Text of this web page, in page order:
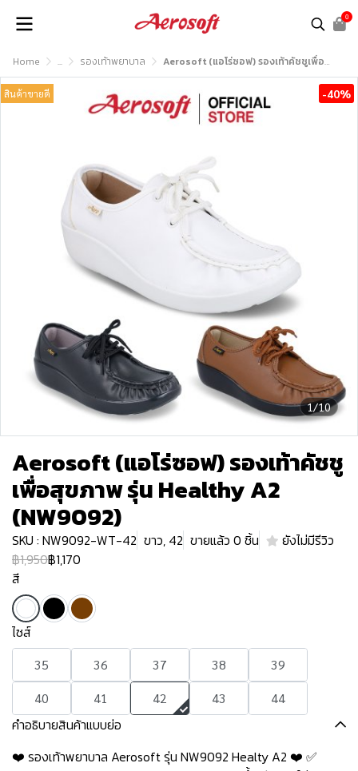
0
Home ... รองเท้าพยาบาล Aerosoft (แอโร่ซอฟ) รองเท้าคัชชูเพื่อสุขภาพ รุ่น Healthy A2 (NW9092)
1/10
สินค้าขายดี -40%
Aerosoft (แอโร่ซอฟ) รองเท้าคัชชู
เพื่อสุขภาพ รุ่น Healthy A2
(NW9092)
SKU : NW9092-WT-42 ขาว, 42 ขายแล้ว 0 ชิ้น
ยังไม่มีรีวิว
฿1,950฿1,170
สี
ไซส์
35 36 37 38
39
40
41 42 43 44
คำอธิบายสินค้าแบบย่อ
❤️ รองเท้าพยาบาล Aerosoft รุ่น NW9092 Healty A2 ❤️ ✅